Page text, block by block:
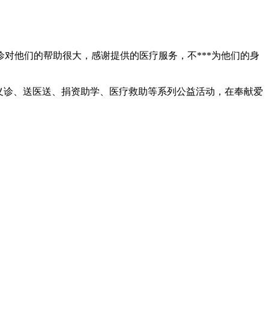
他们的帮助很大，感谢提供的医疗服务，不***为他们的身
、送医送、捐资助学、医疗救助等系列公益活动，在奉献爱